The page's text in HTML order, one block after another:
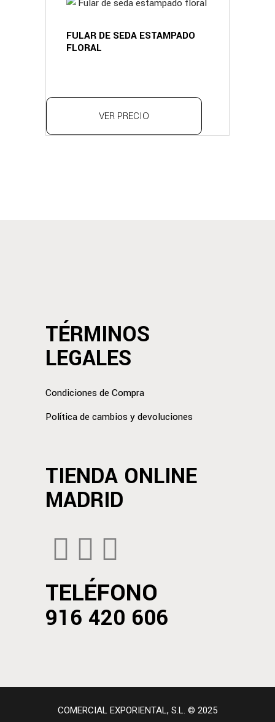
FULAR DE SEDA ESTAMPADO
FLORAL
VER PRECIO
TÉRMINOS
LEGALES
Condiciones de Compra
Política de cambios y devoluciones
TIENDA ONLINE
MADRID
TELÉFONO
916 420 606
COMERCIAL EXPORIENTAL, S.L. © 2025